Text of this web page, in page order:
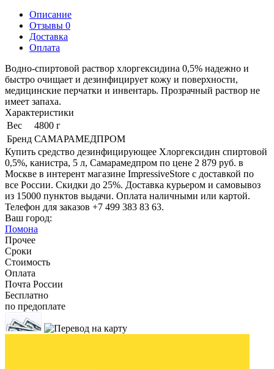
Описание
Отзывы 0
Доставка
Оплата
Водно-спиртовой раствор хлоргексидина 0,5% надежно и
быстро очищает и дезинфицирует кожу и поверхности,
медицинские перчатки и инвентарь. Прозрачный раствор не
имеет запаха.
Характеристики
Вес
4800 г
Бренд САМАРАМЕДПРОМ
Купить средство дезинфицирующее Хлоргексидин спиртовой
0,5%, канистра, 5 л, Самарамедпром по цене 2 879 руб. в
Москве в интерент магазине ImpressiveStore с доставкой по
все России. Скидки до 25%. Доставка курьером и самовывоз
из 15000 пунктов выдачи. Оплата наличными или картой.
Телефон для заказов +7 499 383 83 63.
Ваш город:
Помона
Прочее
Сроки
Стоимость
Оплата
Почта России
Бесплатно
по предоплате